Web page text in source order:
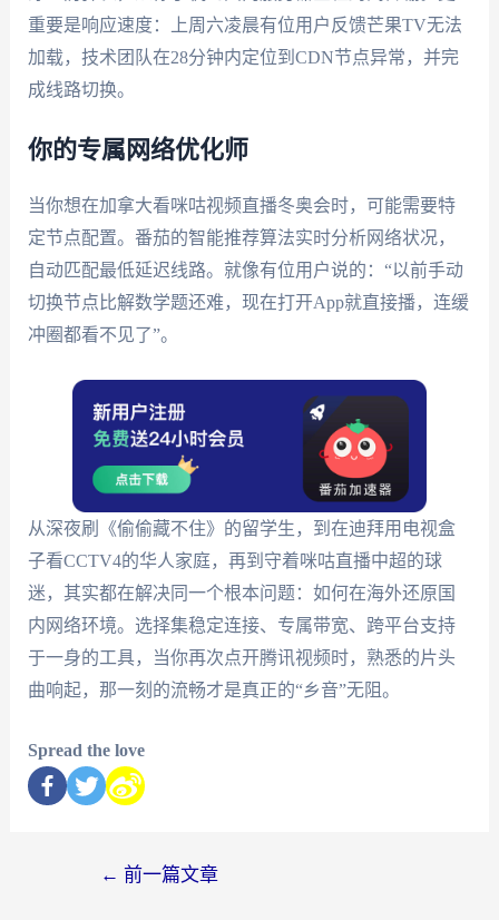
重要是响应速度：上周六凌晨有位用户反馈芒果TV无法
加载，技术团队在28分钟内定位到CDN节点异常，并完
成线路切换。
你的专属网络优化师
当你想在加拿大看咪咕视频直播冬奥会时，可能需要特
定节点配置。番茄的智能推荐算法实时分析网络状况，
自动匹配最低延迟线路。就像有位用户说的：“以前手动
切换节点比解数学题还难，现在打开App就直接播，连缓
冲圈都看不见了”。
从深夜刷《偷偷藏不住》的留学生，到在迪拜用电视盒
子看CCTV4的华人家庭，再到守着咪咕直播中超的球
迷，其实都在解决同一个根本问题：如何在海外还原国
内网络环境。选择集稳定连接、专属带宽、跨平台支持
于一身的工具，当你再次点开腾讯视频时，熟悉的片头
曲响起，那一刻的流畅才是真正的“乡音”无阻。
Spread the love
← 前一篇文章